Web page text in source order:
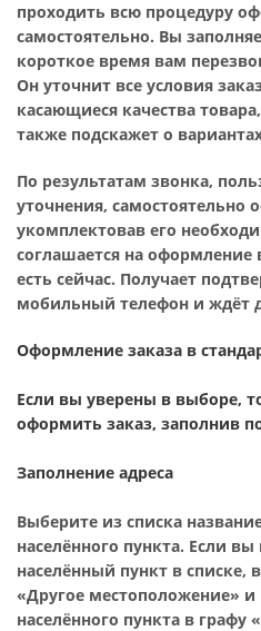
проходить всю процедуру
самостоятельно. Вы
короткое время вам
Он уточнит все условия
касающиеся качества
также подскажет о
По результатам звонка,
уточнения, самостоятельно
укомплектовав его
соглашается на
есть сейчас. Получает
мобильный телефон и ждёт
Оформление заказа в
Если вы уверены в выборе,
оформить заказ, заполнив
Заполнение адреса
Выберите из списка
населённого пункта. Если
населённый пункт в списке,
«Другое местоположение»
населённого пункта в графу